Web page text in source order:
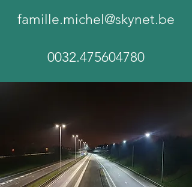
famille.michel@skynet.be
0032.475604780